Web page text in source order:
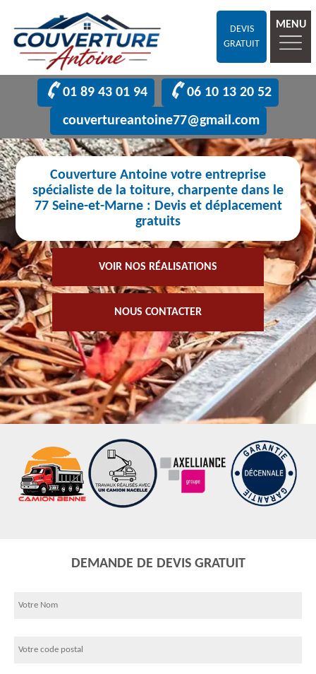
DEVIS
GRATUIT
MENU
01 89 43 01 94
06 10 13 20 52
couvertureantoine77@gmail.com
Couverture Antoine votre entreprise
spécialiste de la toiture, charpente dans le
77 Seine-et-Marne : Devis et déplacement
gratuits
VOIR NOS RÉALISATIONS
NOUS CONTACTER
DEMANDE DE DEVIS GRATUIT